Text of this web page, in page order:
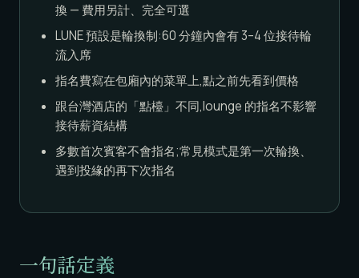
換 — 費用另計、完全可選
LUNE 預設是輪換制:60 分鐘內會有 3–4 位接待輪
流入席
指名費寫在包廂內的菜單上,點之前先看到價格
跟台灣酒店的「點檯」不同,lounge 的指名不影響
接待薪資結構
多數首次賓客不會指名;常見模式是第一次輪換、
遇到投緣的再下次指名
一句話定義